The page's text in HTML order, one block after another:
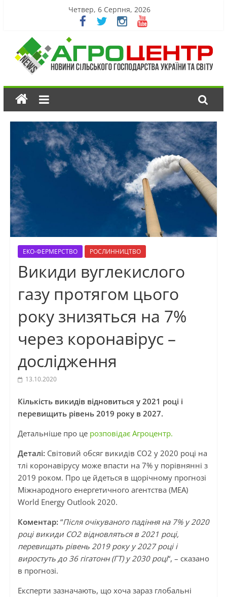
Четвер, 6 Серпня, 2026
ЕКО-ФЕРМЕРСТВО РОСЛИННИЦТВО
Викиди вуглекислого
газу протягом цього
року знизяться на 7%
через коронавірус –
дослідження
13.10.2020
Кількість викидів відновиться у 2021 році і
перевищить рівень 2019 року в 2027.
Детальніше про це розповідає Агроцентр.
Деталі: Світовий обсяг викидів CO2 у 2020 році на
тлі коронавірусу може впасти на 7% у порівнянні з
2019 роком. Про це йдеться в щорічному прогнозі
Міжнародного енергетичного агентства (МЕА)
World Energy Outlook 2020.
Коментар: “Після очікуваного падіння на 7% у 2020
році викиди CO2 відновляться в 2021 році,
перевищать рівень 2019 року у 2027 році і
виростуть до 36 гігатонн (ГТ) у 2030 році“, – сказано
в прогнозі.
Експерти зазначають, що хоча зараз глобальні